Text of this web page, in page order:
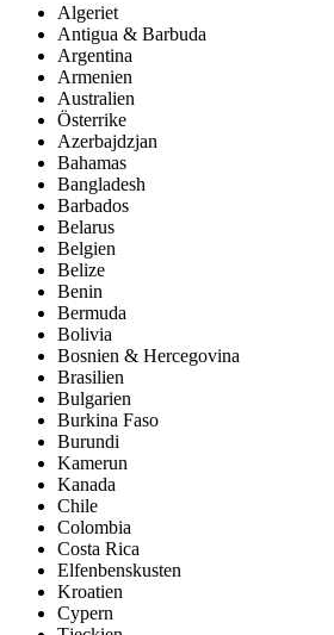
Algeriet
Antigua & Barbuda
Argentina
Armenien
Australien
Österrike
Azerbajdzjan
Bahamas
Bangladesh
Barbados
Belarus
Belgien
Belize
Benin
Bermuda
Bolivia
Bosnien & Hercegovina
Brasilien
Bulgarien
Burkina Faso
Burundi
Kamerun
Kanada
Chile
Colombia
Costa Rica
Elfenbenskusten
Kroatien
Cypern